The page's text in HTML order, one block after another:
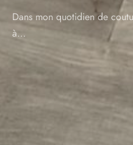
Dans mon quotidien de
à…